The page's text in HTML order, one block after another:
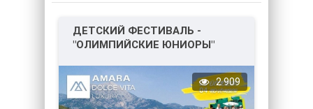
ДЕТСКИЙ ФЕСТИВАЛЬ -
"ОЛИМПИЙСКИЕ ЮНИОРЫ"
VITA 5*
2 909